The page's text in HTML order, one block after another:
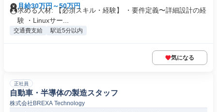
月給30万円～50万円
求める人材: 【必須スキル・経験】 ・要件定義〜詳細設計の経
験 ・Linuxサー...
交通費支給 駅近5分以内
気になる
正社員
自動車・半導体の製造スタッフ
株式会社BREXA Technology